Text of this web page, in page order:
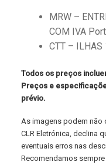
MRW –
COM IVA
CTT – ILHAS
Todos os preços
Preços e
prévio.
As imagens podem não
CLR Eletrónica, declina
eventuais erros nas
Recomendamos